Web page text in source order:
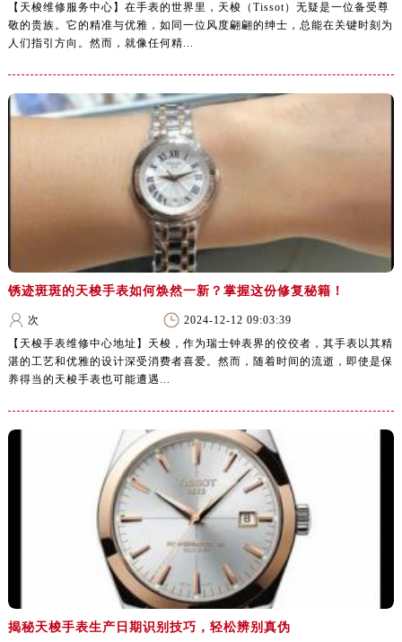
【天梭维修服务中心】在手表的世界里，天梭（Tissot）无疑是一位备受尊
敬的贵族。它的精准与优雅，如同一位风度翩翩的绅士，总能在关键时刻为
人们指引方向。然而，就像任何精...
锈迹斑斑的天梭手表如何焕然一新？掌握这份修复秘籍！
次
2024-12-12 09:03:39
【天梭手表维修中心地址】天梭，作为瑞士钟表界的佼佼者，其手表以其精
湛的工艺和优雅的设计深受消费者喜爱。然而，随着时间的流逝，即使是保
养得当的天梭手表也可能遭遇...
揭秘天梭手表生产日期识别技巧，轻松辨别真伪